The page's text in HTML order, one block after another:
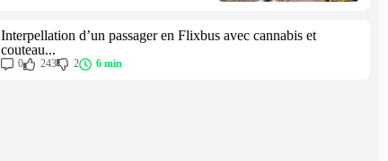
Interpellation d’un passager en Flixbus avec cannabis et
couteau...
0 243 2 6 min